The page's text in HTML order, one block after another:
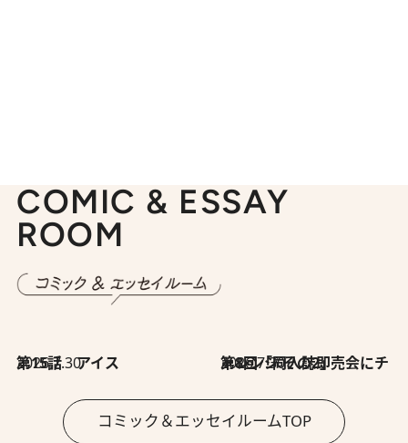
COMIC & ESSAY
ROOM
2026.7.30
第15話 アイス 2026.7.30
第8回「同人誌即売会にチャレンジ その2」
コミック＆エッセイルームTOP